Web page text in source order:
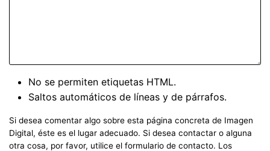
No se permiten etiquetas HTML.
Saltos automáticos de líneas y de párrafos.
Si desea comentar algo sobre esta página concreta de Imagen
Digital, éste es el lugar adecuado. Si desea contactar o alguna
otra cosa, por favor, utilice el formulario de contacto. Los